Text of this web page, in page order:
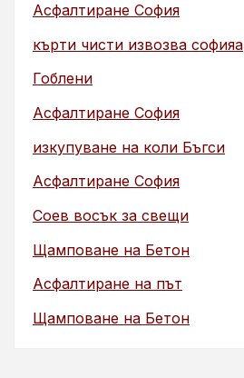
Асфалтиране София
кърти чисти извозва софияа
Гоблени
Асфалтиране София
изкупуване на коли Бъгси
Асфалтиране София
Соев восък за свещи
Щамповане на Бетон
Асфалтиране на път
Щамповане на Бетон